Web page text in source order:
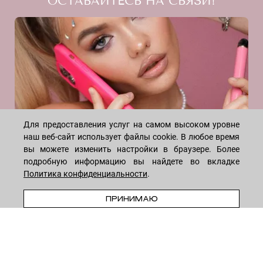
Договор оферты
Политика конфиденциальности
Реквизиты
Отзывы
Даю согласие на рекламную рассылку
TELEGRAM
Для предоставления услуг на самом высоком уровне
наш веб-сайт использует файлы cookie. В любое время
вы можете изменить настройки в браузере. Более
подробную информацию вы найдете во вкладке
Политика конфиденциальности.
ПРИНИМАЮ